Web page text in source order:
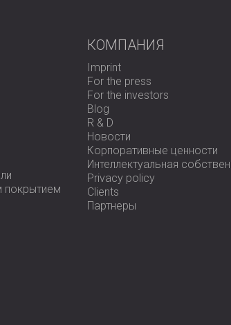
покрытием
КОМПАНИЯ
Imprint
For the press
For the investors
Blog
R & D
Новости
Корпоративные ценности
Интеллектуальная
Privacy policy
Clients
Партнеры